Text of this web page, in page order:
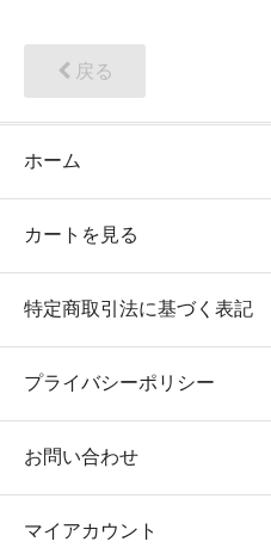
戻る
ホーム
カートを見る
特定商取引法に基づく表記
プライバシーポリシー
お問い合わせ
マイアカウント